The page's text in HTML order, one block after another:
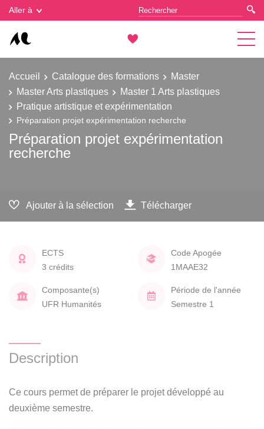
Aller à
Accueil Catalogue des formations
Master
Master Arts plastiques
Master 1 Arts plastiques
Pratique artistique et expérimentation
Préparation projet expérimentation recherche
Préparation projet expérimentation
recherche
Ajouter à la sélection Télécharger
ECTS
3 crédits
Code Apogée
1MAAE32
Composante(s)
UFR Humanités
Période de l'année
Semestre 1
Description
Ce cours permet de préparer le projet développé au
deuxième semestre.
Gestion des cookies